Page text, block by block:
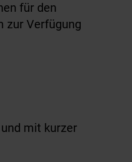
für den
zur Verfügung
mit kurzer